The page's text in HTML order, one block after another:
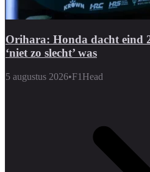
Orihara: Honda dacht eind
‘niet zo slecht’ was
5 augustus 2026•F1Head